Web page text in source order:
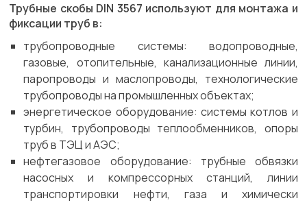
Трубные скобы DIN 3567 используют для монтажа и
фиксации труб в:
трубопроводные системы: водопроводные,
газовые, отопительные, канализационные линии,
паропроводы и маслопроводы, технологические
трубопроводы на промышленных объектах;
энергетическое оборудование: системы котлов и
турбин, трубопроводы теплообменников, опоры
труб в ТЭЦ и АЭС;
нефтегазовое оборудование: трубные обвязки
насосных и компрессорных станций, линии
транспортировки нефти, газа и химически